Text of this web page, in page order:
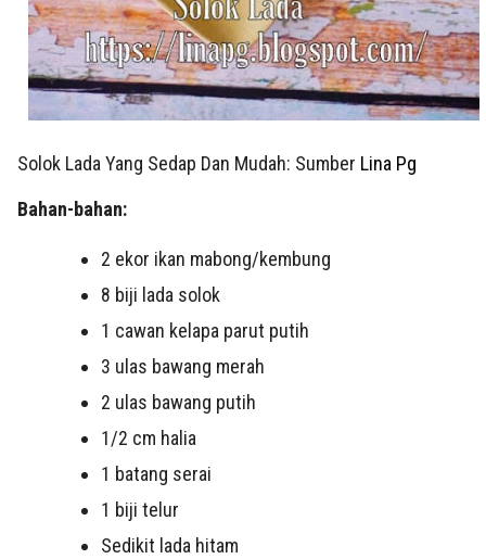
Solok Lada Yang Sedap Dan Mudah: Sumber Lina Pg
Bahan-bahan:
2 ekor ikan mabong/kembung
8 biji lada solok
1 cawan kelapa parut putih
3 ulas bawang merah
2 ulas bawang putih
1/2 cm halia
1 batang serai
1 biji telur
Sedikit lada hitam